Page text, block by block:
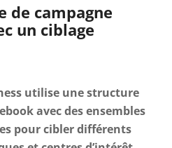
de campagne
un ciblage
utilise une structure
avec des ensembles
pour cibler différents